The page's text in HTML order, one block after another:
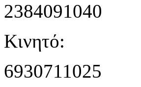
2384091040
Κινητό:
6930711025